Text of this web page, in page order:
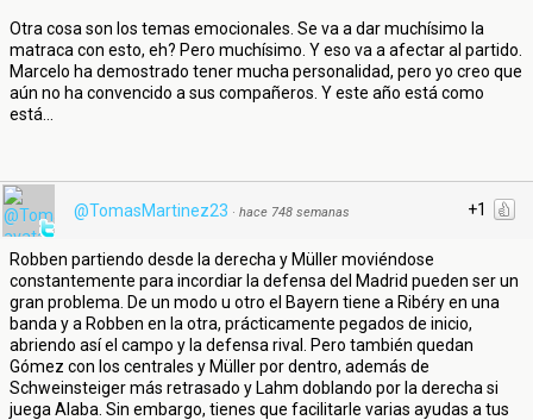
Otra cosa son los temas emocionales. Se va a dar muchísimo la
matraca con esto, eh? Pero muchísimo. Y eso va a afectar al partido.
Marcelo ha demostrado tener mucha personalidad, pero yo creo que
aún no ha convencido a sus compañeros. Y este año está como
está...
+1
@TomasMartinez23 · hace 748 semanas
Robben partiendo desde la derecha y Müller moviéndose
constantemente para incordiar la defensa del Madrid pueden ser un
gran problema. De un modo u otro el Bayern tiene a Ribéry en una
banda y a Robben en la otra, prácticamente pegados de inicio,
abriendo así el campo y la defensa rival. Pero también quedan
Gómez con los centrales y Müller por dentro, además de
Schweinsteiger más retrasado y Lahm doblando por la derecha si
juega Alaba. Sin embargo, tienes que facilitarle varias ayudas a tus